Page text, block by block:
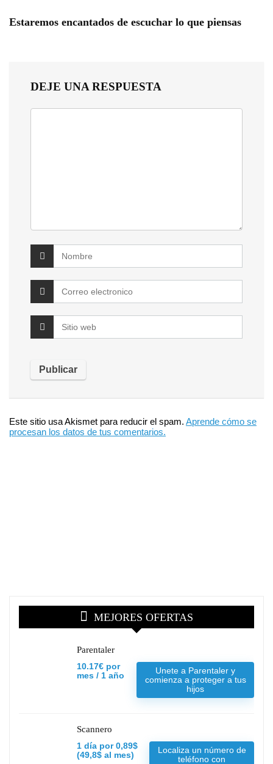
Estaremos encantados de escuchar lo que piensas
DEJE UNA RESPUESTA
Este sitio usa Akismet para reducir el spam. Aprende cómo se
procesan los datos de tus comentarios.
MEJORES OFERTAS
Parentaler
10.17€ por
mes / 1 año
Unete a Parentaler y
comienza a proteger a tus
hijos
Scannero
1 día por 0,89$
(49,8$ al mes)
Localiza un número de
teléfono con